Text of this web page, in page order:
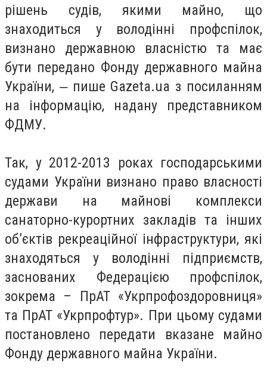
рішень судів, якими майно, що
знаходиться у володінні профспілок,
визнано державною власністю та має
бути передано Фонду державного майна
України, ‒ пише Gazeta.ua з посиланням
на інформацію, надану представником
ФДМУ.
Так, у 2012-2013 роках господарськими
судами України визнано право власності
держави на майнові комплекси
санаторно-курортних закладів та інших
обʼєктів рекреаційної інфраструктури, які
знаходяться у володінні підприємств,
заснованих Федерацією профспілок,
зокрема – ПрАТ «Укрпрофоздоровниця»
та ПрАТ «Укрпрофтур». При цьому судами
постановлено передати вказане майно
Фонду державного майна України.